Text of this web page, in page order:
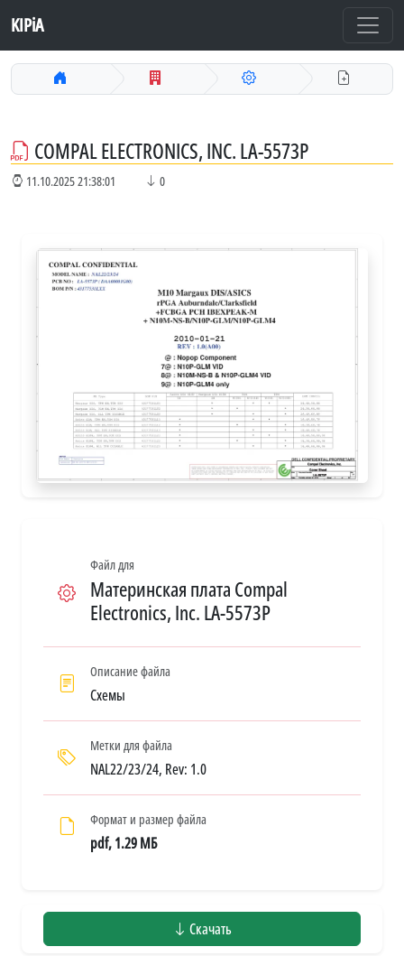
KIPiA
COMPAL ELECTRONICS, INC. LA-5573P
11.10.2025 21:38:01 0
Файл для
Материнская плата Compal
Electronics, Inc. LA-5573P
Описание файла
Схемы
Метки для файла
NAL22/23/24, Rev: 1.0
Формат и размер файла
pdf, 1.29 МБ
Скачать